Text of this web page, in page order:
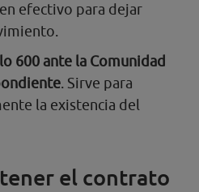
efectivo para dejar
600 ante la Comunidad
. Sirve para
la existencia del
el contrato